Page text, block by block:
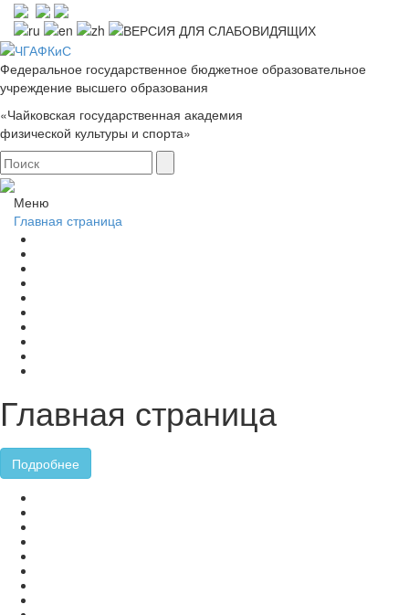
Федеральное государственное бюджетное образовательное
учреждение высшего образования
«Чайковская государственная академия
физической культуры и спорта»
Меню
Главная страница
Главная страница
Подробнее